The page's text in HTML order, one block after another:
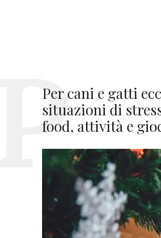
Per cani e gatti
situazioni di
food, attività e